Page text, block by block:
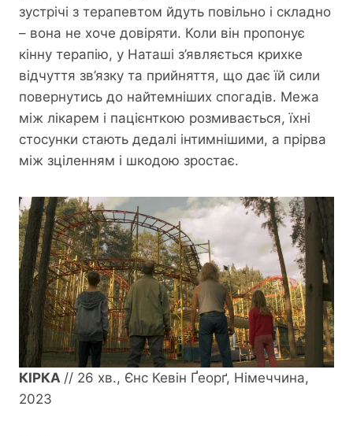
зустрічі з терапевтом йдуть повільно і складно
– вона не хоче довіряти. Коли він пропонує
кінну терапію, у Наташі з’являється крихке
відчуття зв’язку та прийняття, що дає їй сили
повернутись до найтемніших спогадів. Межа
між лікарем і пацієнткою розмивається, їхні
стосунки стають дедалі інтимнішими, а прірва
між зціленням і шкодою зростає.
КІРКА // 26 хв., Єнс Кевін Ґеорґ, Німеччина,
2023